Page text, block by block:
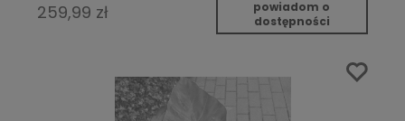
259,99 zł
powiadom o
dostępności